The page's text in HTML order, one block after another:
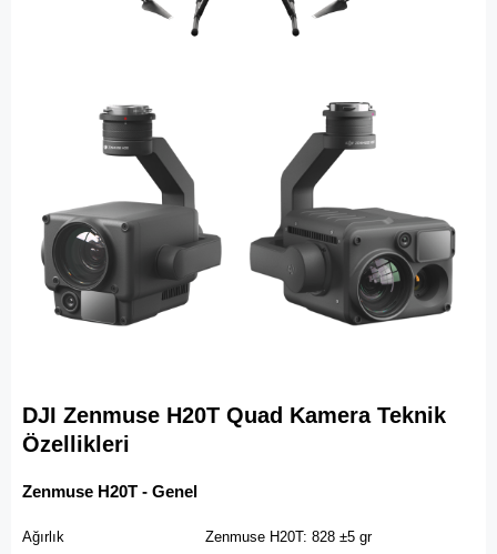
DJI Zenmuse H20T Quad Kamera Teknik
Özellikleri
Zenmuse H20T - Genel
Ağırlık
Zenmuse H20T: 828 ±5 gr